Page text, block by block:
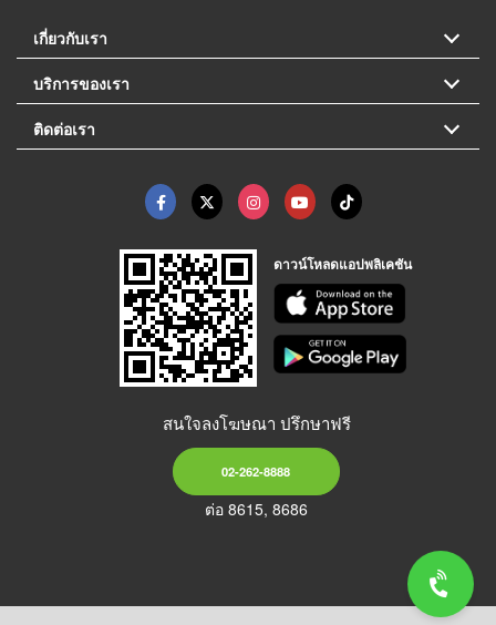
เกี่ยวกับเรา
บริการของเรา
ติดต่อเรา
ดาวน์โหลดแอปพลิเคชัน
สนใจลงโฆษณา ปรึกษาฟรี
02-262-8888
ต่อ 8615, 8686